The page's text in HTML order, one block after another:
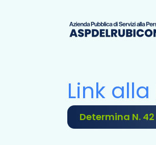
Link alla
Determina N.